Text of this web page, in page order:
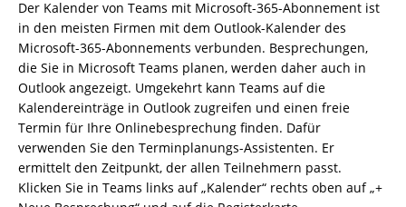
Der Kalender von Teams mit Microsoft-365-Abonnement ist
in den meisten Firmen mit dem Outlook-Kalender des
Microsoft-365-Abonnements verbunden. Besprechungen,
die Sie in Microsoft Teams planen, werden daher auch in
Outlook angezeigt. Umgekehrt kann Teams auf die
Kalendereinträge in Outlook zugreifen und einen freie
Termin für Ihre Onlinebesprechung finden. Dafür
verwenden Sie den Terminplanungs-Assistenten. Er
ermittelt den Zeitpunkt, der allen Teilnehmern passt.
Klicken Sie in Teams links auf „Kalender“ rechts oben auf „+